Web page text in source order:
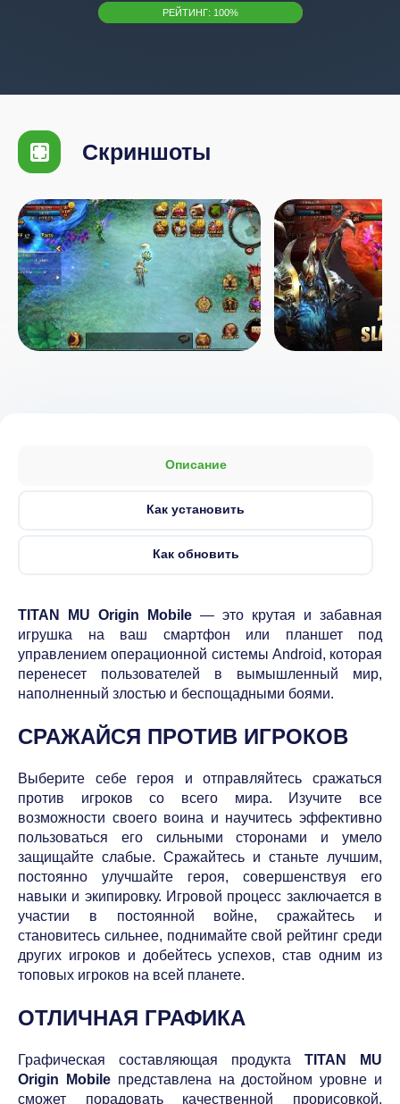
РЕЙТИНГ: 100%
Скриншоты
Описание
Как установить
Как обновить
TITAN MU Origin Mobile — это крутая и забавная
игрушка на ваш смартфон или планшет под
управлением операционной системы Android, которая
перенесет пользователей в вымышленный мир,
наполненный злостью и беспощадными боями.
СРАЖАЙСЯ ПРОТИВ ИГРОКОВ
Выберите себе героя и отправляйтесь сражаться
против игроков со всего мира. Изучите все
возможности своего воина и научитесь эффективно
пользоваться его сильными сторонами и умело
защищайте слабые. Сражайтесь и станьте лучшим,
постоянно улучшайте героя, совершенствуя его
навыки и экипировку. Игровой процесс заключается в
участии в постоянной войне, сражайтесь и
становитесь сильнее, поднимайте свой рейтинг среди
других игроков и добейтесь успехов, став одним из
топовых игроков на всей планете.
ОТЛИЧНАЯ ГРАФИКА
Графическая составляющая продукта TITAN MU
Origin Mobileпредставлена на достойном уровне и
сможет порадовать качественной прорисовкой,